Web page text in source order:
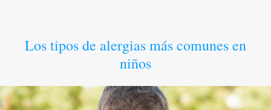
Los tipos de alergias más comunes en
niños